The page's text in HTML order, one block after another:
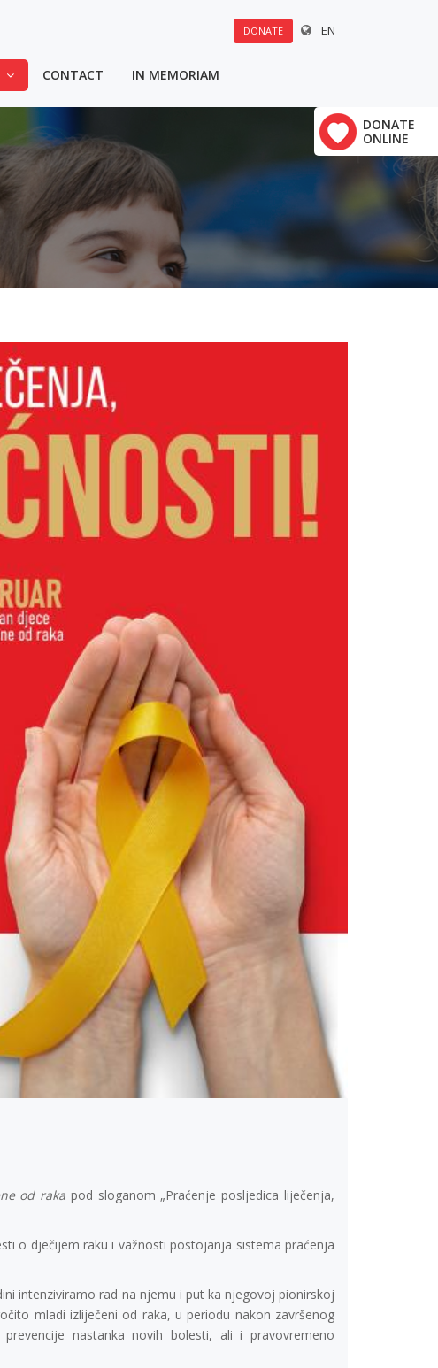
DONATE EN
CONTACT IN MEMORIAM
Polovine 21
(svrha
DONATE
ONLINE
od raka pod sloganom „Praćenje posljedica liječenja,
o dječijem raku i važnosti postojanja sistema praćenja
intenziviramo rad na njemu i put ka njegovoj pionirskoj
mladi izliječeni od raka, u periodu nakon završenog
nastanka novih bolesti, ali i pravovremeno